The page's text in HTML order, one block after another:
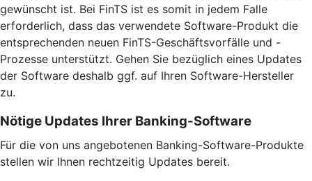
gewünscht ist. Bei FinTS ist es somit in jedem Falle
erforderlich, dass das verwendete Software-Produkt die
entsprechenden neuen FinTS-Geschäftsvorfälle und -
Prozesse unterstützt. Gehen Sie bezüglich eines Updates
der Software deshalb ggf. auf Ihren Software-Hersteller
zu.
Nötige Updates Ihrer Banking-Software
Für die von uns angebotenen Banking-Software-Produkte
stellen wir Ihnen rechtzeitig Updates bereit.